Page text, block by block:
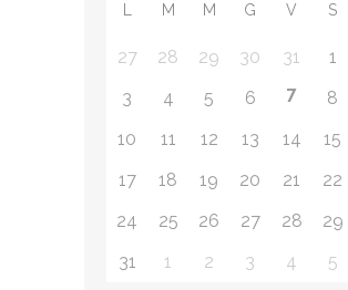
M M G V S
27 28 29 30 31 1
3
4 5 6 7 8
10
11 12 13 14 15
17
18 19 20 21 22
24
25 26 27 28 29
31
1 2 3 4 5